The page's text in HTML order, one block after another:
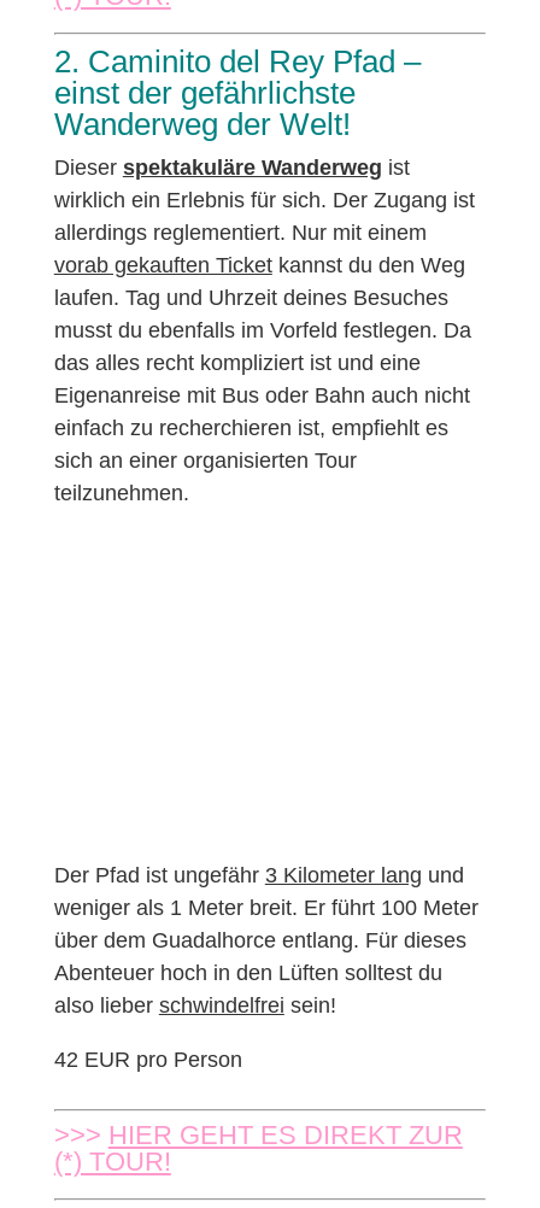
2. Caminito del Rey Pfad –
einst der gefährlichste
Wanderweg der Welt!
Dieser spektakuläre Wanderweg ist
wirklich ein Erlebnis für sich. Der Zugang ist
allerdings reglementiert. Nur mit einem
vorab gekauften Ticketkannst du den Weg
laufen. Tag und Uhrzeit deines Besuches
musst du ebenfalls im Vorfeld festlegen. Da
das alles recht kompliziert ist und eine
Eigenanreise mit Bus oder Bahn auch nicht
einfach zu recherchieren ist, empfiehlt es
sich an einer organisierten Tour
teilzunehmen.
Der Pfad ist ungefähr 3 Kilometer lang und
weniger als 1 Meter breit. Er führt 100 Meter
über dem Guadalhorce entlang. Für dieses
Abenteuer hoch in den Lüften solltest du
also lieber schwindelfrei sein!
42 EUR pro Person
>>> HIER GEHT ES DIREKT ZUR
(*) TOUR!